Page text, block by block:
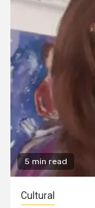
5 min read
Cultural